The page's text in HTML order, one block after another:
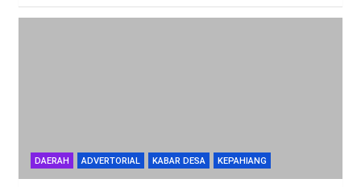
DAERAH ADVERTORIAL KABAR DESA KEPAHIANG